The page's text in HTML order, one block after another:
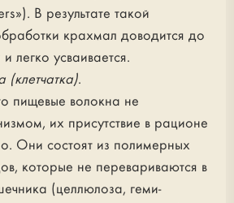
В результате такой
крахмал доводится до
легко усваивается.
(клетчатка).
пищевые волокна не
их присутствие в рационе
Они состоят из полимерных
которые не перевариваются в
(целлюлоза, геми-